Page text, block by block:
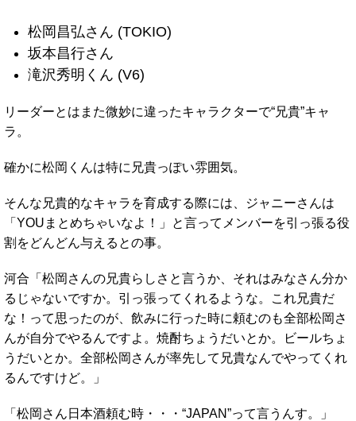
松岡昌弘さん (TOKIO)
坂本昌行さん
滝沢秀明くん (V6)
リーダーとはまた微妙に違ったキャラクターで“兄貴”キャ
ラ。
確かに松岡くんは特に兄貴っぽい雰囲気。
そんな兄貴的なキャラを育成する際には、ジャニーさんは
「YOUまとめちゃいなよ！」と言ってメンバーを引っ張る役
割をどんどん与えるとの事。
河合「松岡さんの兄貴らしさと言うか、それはみなさん分か
るじゃないですか。引っ張ってくれるような。これ兄貴だ
な！って思ったのが、飲みに行った時に頼むのも全部松岡さ
んが自分でやるんですよ。焼酎ちょうだいとか。ビールちょ
うだいとか。全部松岡さんが率先して兄貴なんでやってくれ
るんですけど。」
「松岡さん日本酒頼む時・・・“JAPAN”って言うんす。」